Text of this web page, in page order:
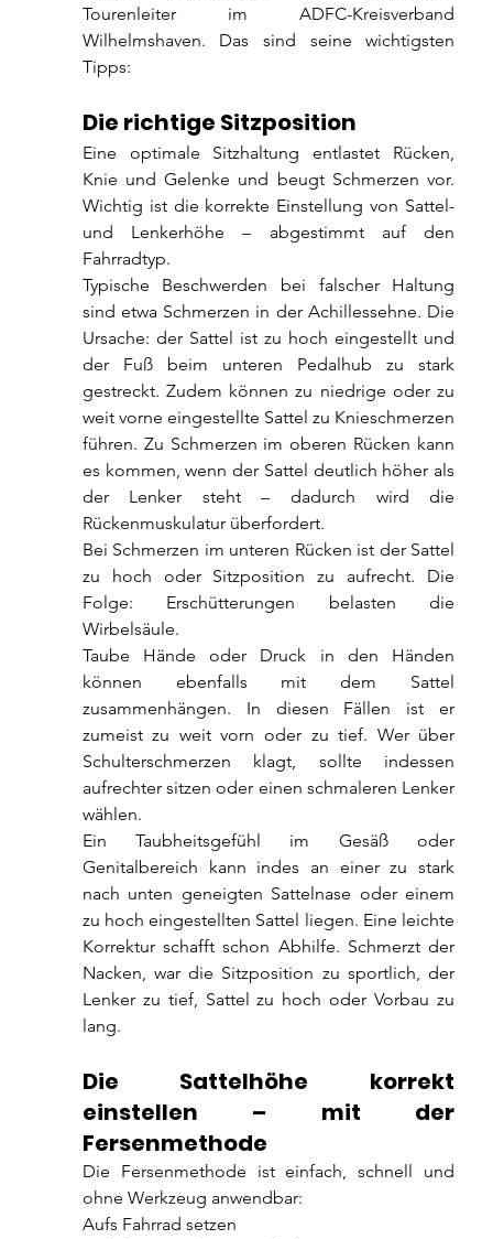
Tourenleiter im ADFC-Kreisverband
Wilhelmshaven. Das sind seine wichtigsten
Tipps:
Die richtige Sitzposition
Eine optimale Sitzhaltung entlastet Rücken,
Knie und Gelenke und beugt Schmerzen vor.
Wichtig ist die korrekte Einstellung von Sattel-
und Lenkerhöhe – abgestimmt auf den
Fahrradtyp.
Typische Beschwerden bei falscher Haltung
sind etwa Schmerzen in der Achillessehne. Die
Ursache: der Sattel ist zu hoch eingestellt und
der Fuß beim unteren Pedalhub zu stark
gestreckt. Zudem können zu niedrige oder zu
weit vorne eingestellte Sattel zu Knieschmerzen
führen. Zu Schmerzen im oberen Rücken kann
es kommen, wenn der Sattel deutlich höher als
der Lenker steht – dadurch wird die
Rückenmuskulatur überfordert.
Bei Schmerzen im unteren Rücken ist der Sattel
zu hoch oder Sitzposition zu aufrecht. Die
Folge: Erschütterungen belasten die
Wirbelsäule.
Taube Hände oder Druck in den Händen
können ebenfalls mit dem Sattel
zusammenhängen. In diesen Fällen ist er
zumeist zu weit vorn oder zu tief. Wer über
Schulterschmerzen klagt, sollte indessen
aufrechter sitzen oder einen schmaleren Lenker
wählen.
Ein Taubheitsgefühl im Gesäß oder
Genitalbereich kann indes an einer zu stark
nach unten geneigten Sattelnase oder einem
zu hoch eingestellten Sattel liegen. Eine leichte
Korrektur schafft schon Abhilfe. Schmerzt der
Nacken, war die Sitzposition zu sportlich, der
Lenker zu tief, Sattel zu hoch oder Vorbau zu
lang.
Die Sattelhöhe korrekt
einstellen – mit der
Fersenmethode
Die Fersenmethode ist einfach, schnell und
ohne Werkzeug anwendbar:
Aufs Fahrrad setzen